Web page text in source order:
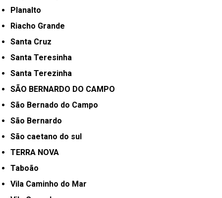
Planalto
Riacho Grande
Santa Cruz
Santa Teresinha
Santa Terezinha
SÃO BERNARDO DO CAMPO
São Bernado do Campo
São Bernardo
São caetano do sul
TERRA NOVA
Taboão
Vila Caminho do Mar